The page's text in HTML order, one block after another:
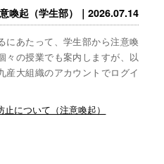
喚起（学生部）｜2026.07.14
にあたって、学生部から注意喚
々の授業でも案内しますが、以
産大組織のアカウントでログイ
について（注意喚起）